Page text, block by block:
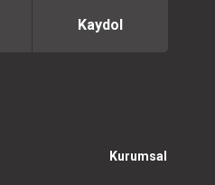
Kaydol
Kurumsal